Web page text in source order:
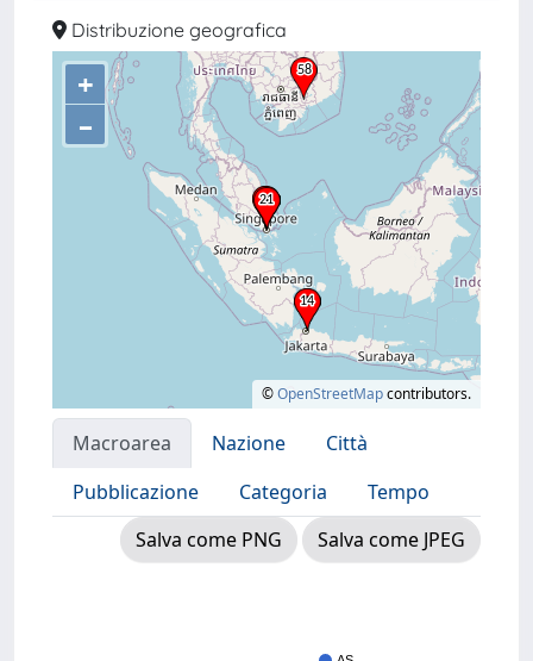
Distribuzione geografica
+
–
©OpenStreetMapcontributors.
Macroarea Nazione
Città
Pubblicazione
Categoria
Tempo
Salva come PNG
Salva come JPEG